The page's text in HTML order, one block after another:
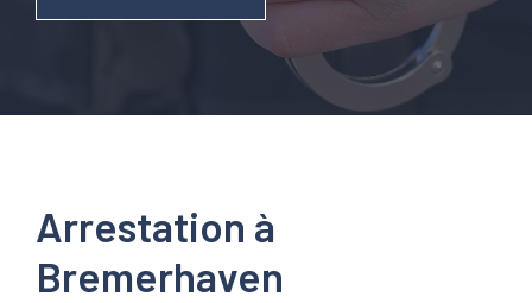
Arrestation à
Bremerhaven